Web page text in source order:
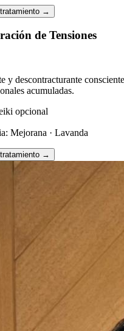
→
de Tensiones
y descontracturante
acumuladas.
opcional
Mejorana · Lavanda
→